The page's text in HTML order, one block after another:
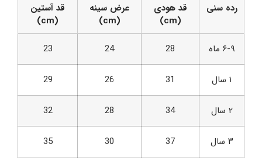
رده سنی
قد هودی
(cm)
عرض سینه
(cm)
قد آستین
(cm)
۶-۹ ماه
28
24
23
۱ سال 31
26
29
۲ سال 34
28
32
۳ سال 37
30
35